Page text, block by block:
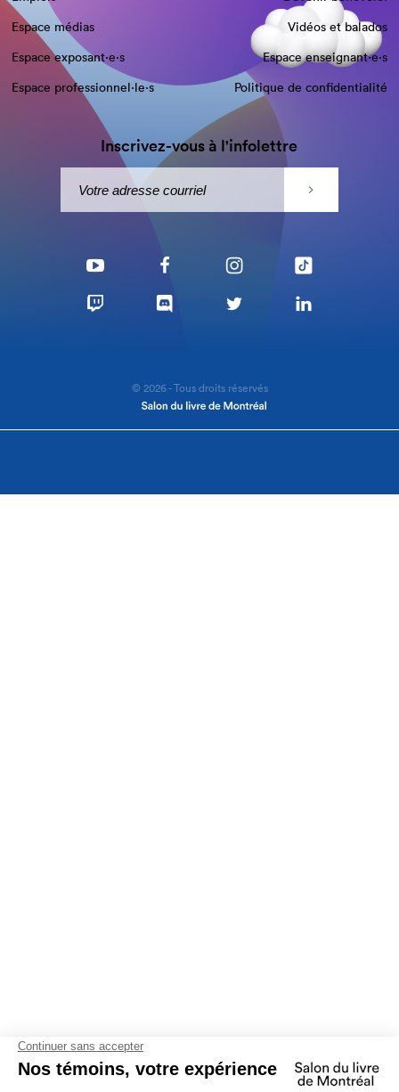
Espace médias
Vidéos et balados
Espace exposant·e⋅s
Espace enseignant·e⋅s
Espace professionnel·le⋅s
Politique de confidentialité
Inscrivez-vous à l'infolettre
© 2026 - Tous droits réservés